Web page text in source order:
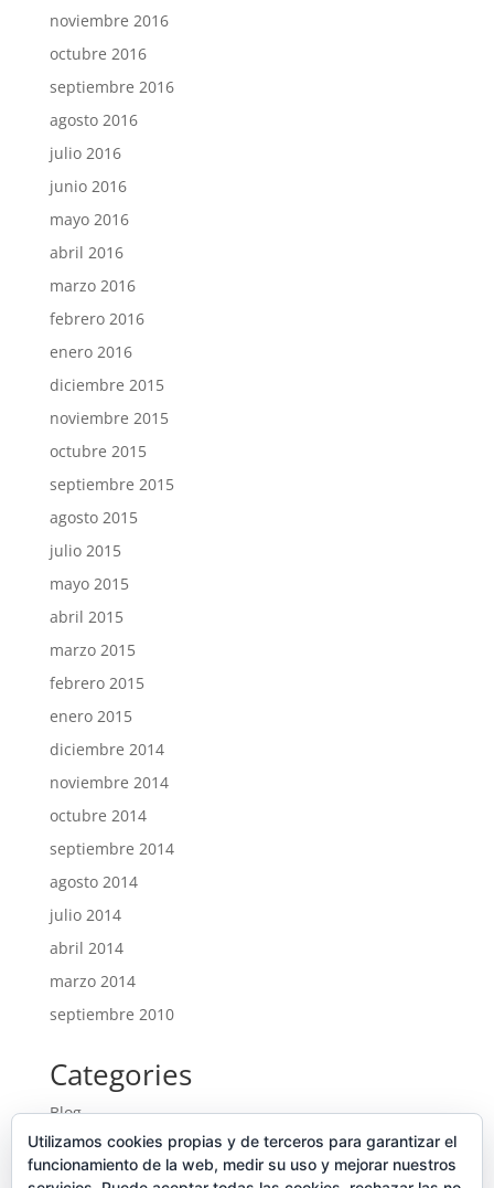
noviembre 2016
octubre 2016
septiembre 2016
agosto 2016
julio 2016
junio 2016
mayo 2016
abril 2016
marzo 2016
febrero 2016
enero 2016
diciembre 2015
noviembre 2015
octubre 2015
septiembre 2015
agosto 2015
julio 2015
mayo 2015
abril 2015
marzo 2015
febrero 2015
enero 2015
diciembre 2014
noviembre 2014
octubre 2014
septiembre 2014
agosto 2014
julio 2014
abril 2014
marzo 2014
septiembre 2010
Categories
Blog
Entrades
Ofertes noves
Utilizamos cookies propias y de terceros para garantizar el
funcionamiento de la web, medir su uso y mejorar nuestros